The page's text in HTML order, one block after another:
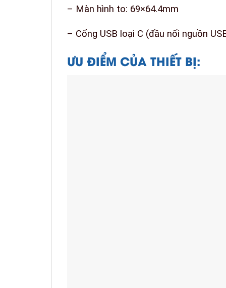
– Màn hình to: 69×64.4mm
– Cổng USB loại C (đầu nối nguồn
ƯU ĐIỂM CỦA THIẾT BỊ: